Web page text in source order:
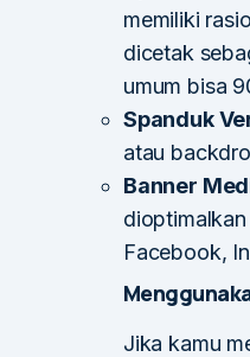
memiliki
dicetak
umum bisa
Spanduk
atau
Banner
Facebook,
Jika kamu